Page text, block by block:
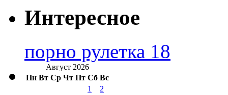
Интересное
порно рулетка 18
Август 2026
Пн Вт Ср Чт Пт Сб Вс
1
2